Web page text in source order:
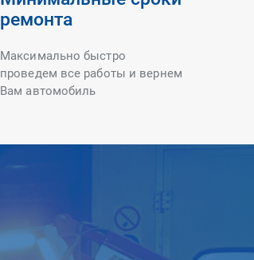
ремонта
Максимально быстро
проведем все работы и вернем
Вам автомобиль